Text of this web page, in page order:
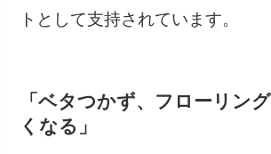
トとして支持されています。
「ベタつかず、フローリン
くなる」